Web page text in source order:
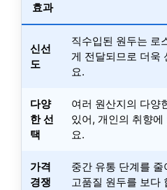
효과
신선
도
직수입된 원두는 로
게 전달되므로 더욱
요.
다양
한 선
택
여러 원산지의 다양
있어, 개인의 취향
요.
가격
경쟁
중간 유통 단계를
고품질 원두를 보다